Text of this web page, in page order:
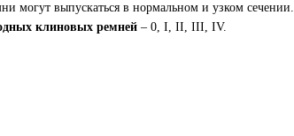
могут выпускаться в нормальном и узком сечении.
клиновых ремней– 0, I, II, III, IV.